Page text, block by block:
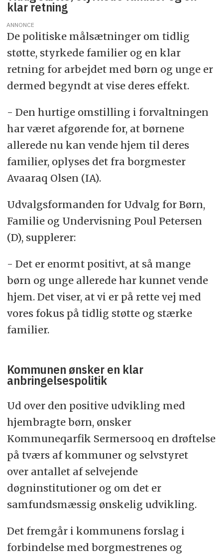
klar retning
ANNONCE
De politiske målsætninger om tidlig
støtte, styrkede familier og en klar
retning for arbejdet med børn og unge er
dermed begyndt at vise deres effekt.
- Den hurtige omstilling i forvaltningen
har været afgørende for, at børnene
allerede nu kan vende hjem til deres
familier, oplyses det fra borgmester
Avaaraq Olsen (IA).
Udvalgsformanden for Udvalg for Børn,
Familie og Undervisning Poul Petersen
(D), supplerer:
- Det er enormt positivt, at så mange
børn og unge allerede har kunnet vende
hjem. Det viser, at vi er på rette vej med
vores fokus på tidlig støtte og stærke
familier.
Kommunen ønsker en klar
anbringelsespolitik
Ud over den positive udvikling med
hjembragte børn, ønsker
Kommuneqarfik Sermersooq en drøftelse
på tværs af kommuner og selvstyret
over antallet af selvejende
døgninstitutioner og om det er
samfundsmæssig ønskelig udvikling.
Det fremgår i kommunens forslag i
forbindelse med borgmestrenes og